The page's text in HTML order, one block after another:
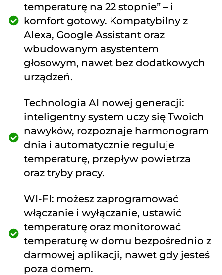
temperaturę na 22 stopnie” – i
komfort gotowy. Kompatybilny z
Alexa, Google Assistant oraz
wbudowanym asystentem
głosowym, nawet bez dodatkowych
urządzeń.
Technologia AI nowej generacji:
inteligentny system uczy się Twoich
nawyków, rozpoznaje harmonogram
dnia i automatycznie reguluje
temperaturę, przepływ powietrza
oraz tryby pracy.
WI-FI: możesz zaprogramować
włączanie i wyłączanie, ustawić
temperaturę oraz monitorować
temperaturę w domu bezpośrednio z
darmowej aplikacji, nawet gdy jesteś
poza domem.